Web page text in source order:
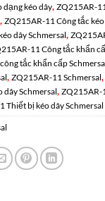
dạng kéo dây, ZQ215AR-
, ZQ215AR-11 Công tắc
dây Schmersal,
11 Công tắc khẩn
tắc khẩn cấp
, ZQ215AR-11 Schmersal,
dây Schmersal, ZQ215AR-
Thiết bị kéo dây Schmersal